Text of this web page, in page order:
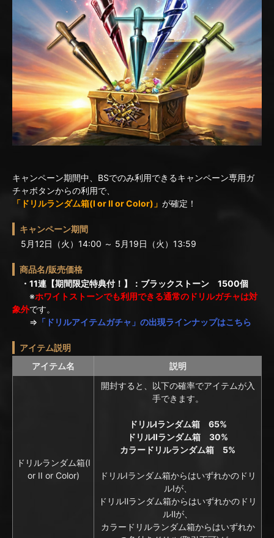
キャンペーン期間中、BSでのみ利用できるキャンペーン専用ガ
チャボタンからの利用で、
「ドリルランダム箱(I or II or Color)」 が確定！
キャンペーン期間
5月12日（火）14:00 ～ 5月19日（火）13:59
商品名/販売価格
・11連【期間限定特典付！】：ブラックストーン 1500個
※ホワイトストーンでも利用できる通常のドリルガチャは対
象外です。
⇒ 「ドリルアイテムガチャ」の出現ラインナップはこちら
アイテム説明
アイテム名
説明
ドリルランダム箱(I
or II or Color)
開封すると、以下の確率でアイテムが入
手できます。
ドリルⅠランダム箱 65%
ドリルⅡランダム箱 30%
カラードリルランダム箱 5%
ドリルⅠランダム箱からはいずれかのドリ
ルⅠが、
ドリルⅡランダム箱からはいずれかのドリ
ルⅡが、
カラードリルランダム箱からはいずれか